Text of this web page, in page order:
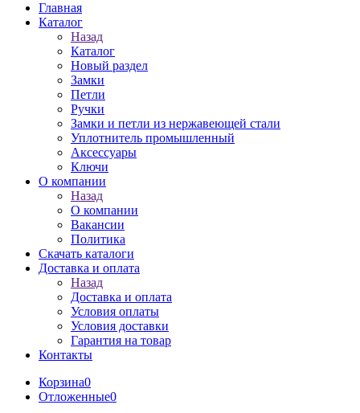
Главная
Каталог
Назад
Каталог
Новый раздел
Замки
Петли
Ручки
Замки и петли из нержавеющей стали
Уплотнитель промышленный
Аксессуары
Ключи
О компании
Назад
О компании
Вакансии
Политика
Скачать каталоги
Доставка и оплата
Назад
Доставка и оплата
Условия оплаты
Условия доставки
Гарантия на товар
Контакты
Корзина0
Отложенные0